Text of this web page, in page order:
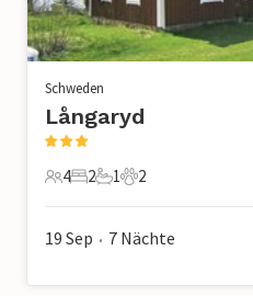
Schweden
Långaryd
4 Gäste
4
2 Schlafzimmer
2
1 Badezimmer
1
2 Haustiere
2
19 Sep • 7 Nächte